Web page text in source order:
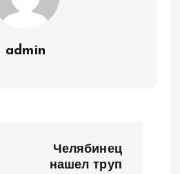
admin
Челябинец
нашел труп